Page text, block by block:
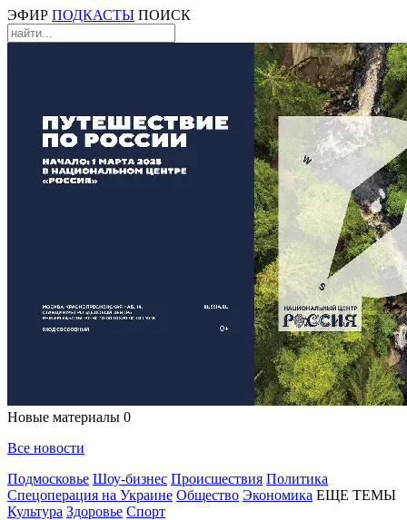
ЭФИР ПОДКАСТЫ ПОИСК
Новые материалы 0
Все новости
Подмосковье Шоу-бизнес Происшествия Политика
Спецоперация на Украине Общество Экономика ЕЩЕ ТЕМЫ
Культура Здоровье Спорт